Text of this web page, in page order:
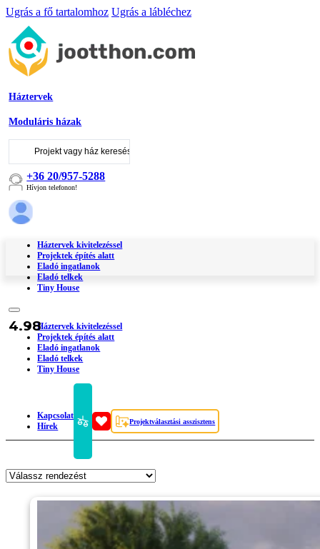
Ugrás a fő tartalomhoz Ugrás a lábléchez
Háztervek
Moduláris házak
+36 20/957-5288
Hívjon telefonon!
Háztervek kivitelezéssel
Projektek építés alatt
Eladó ingatlanok
Eladó telkek
Tiny House
Háztervek kivitelezéssel
Projektek építés alatt
Eladó ingatlanok
Eladó telkek
Tiny House
Kapcsolat
Hírek
Projektválasztási asszisztens
4.98